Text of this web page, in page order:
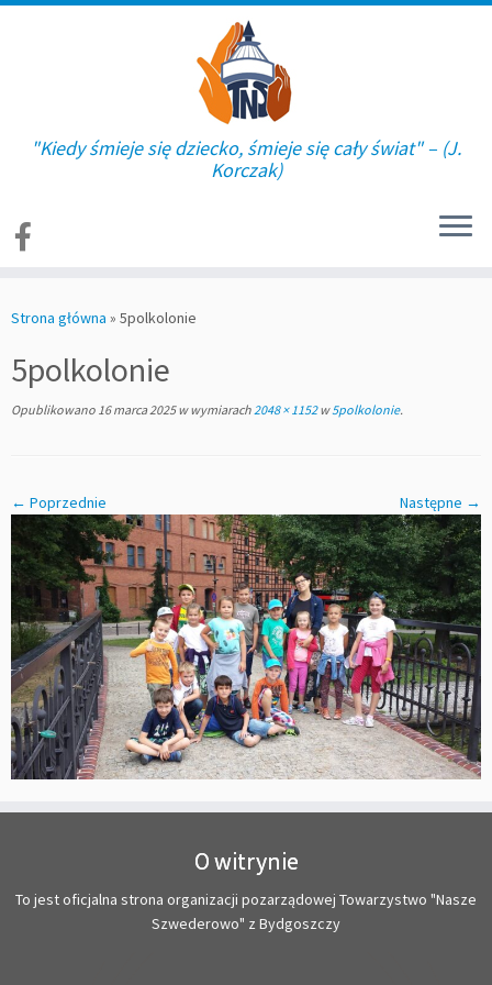
to
"Kiedy śmieje się dziecko, śmieje się cały świat" – (J.
Korczak)
Strona główna » 5polkolonie
5polkolonie
Opublikowano 16 marca 2025w wymiarach2048 × 1152w5polkolonie.
← Poprzednie Następne →
O witrynie
To jest oficjalna strona organizacji pozarządowej Towarzystwo "Nasze
Szwederowo" z Bydgoszczy